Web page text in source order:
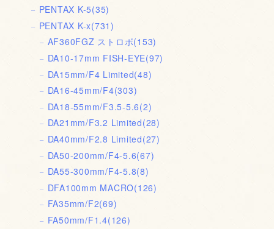
PENTAX K-5(35)
PENTAX K-x(731)
AF360FGZ ストロボ(153)
DA10-17mm FISH-EYE(97)
DA15mm/F4 Limited(48)
DA16-45mm/F4(303)
DA18-55mm/F3.5-5.6(2)
DA21mm/F3.2 Limited(28)
DA40mm/F2.8 Limited(27)
DA50-200mm/F4-5.6(67)
DA55-300mm/F4-5.8(8)
DFA100mm MACRO(126)
FA35mm/F2(69)
FA50mm/F1.4(126)